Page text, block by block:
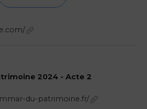
2024 - Acte 2
du-patrimoine.fr/